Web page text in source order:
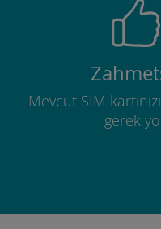
Mevcut SIM
gerek